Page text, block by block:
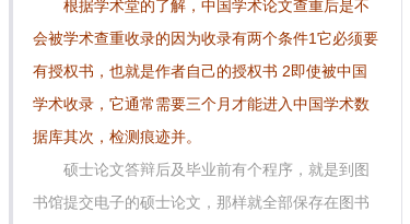
根据学术堂的了解，中国学术论文查重后是不
会被学术查重收录的因为收录有两个条件1它必须要
有授权书，也就是作者自己的授权书 2即使被中国
学术收录，它通常需要三个月才能进入中国学术数
据库其次，检测痕迹并。
硕士论文答辩后及毕业前有个程序，就是到图
书馆提交电子的硕士论文，那样就全部保存在图书